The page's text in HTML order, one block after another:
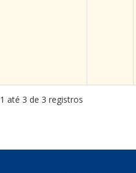
até 3 de 3 registros